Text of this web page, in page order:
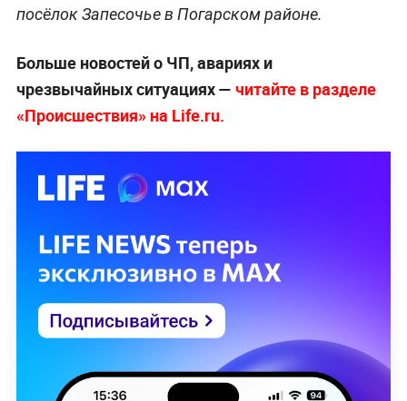
посёлок Запесочье в Погарском районе.
Больше новостей о ЧП, авариях и
чрезвычайных ситуациях — читайте в разделе
«Происшествия» на Life.ru.